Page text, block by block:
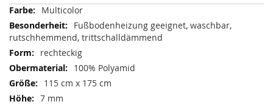
Mehr
Informationen
Multicolor
Fußbodenheizung geeignet, waschbar,
rutschhemmend, trittschalldämmend
rechteckig
100% Polyamid
115 cm x 175 cm
7 mm